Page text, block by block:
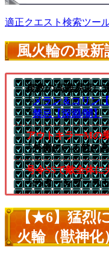
適正クエスト検索ツー
風火輪の最新
複数の高難易度に
└メラン＆コリン
└禁忌【深淵/闇】
アウトキラーMの
└外側にいる敵に
号令SSで敵全体に
└SSターンブース
【★6】猛烈
火輪（獣神化